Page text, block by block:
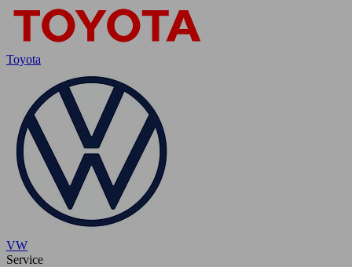
Toyota
VW
Service